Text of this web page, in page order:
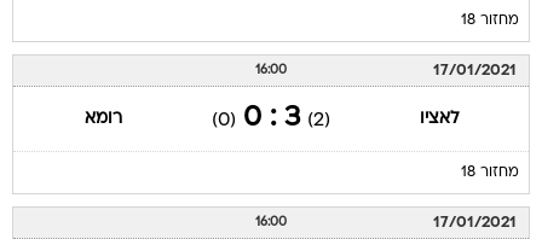
מחזור 18
17/01/2021
16:00
לאציו (2)
3 : 0
(0) רומא
מחזור 18
17/01/2021
16:00